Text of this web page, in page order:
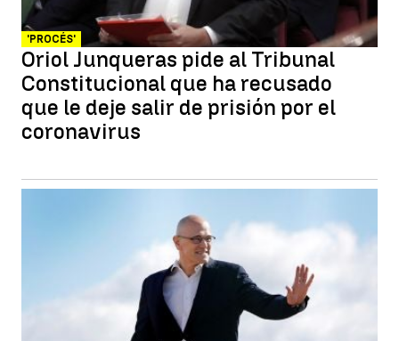
'PROCÉS'
Oriol Junqueras pide al Tribunal
Constitucional que ha recusado
que le deje salir de prisión por el
coronavirus